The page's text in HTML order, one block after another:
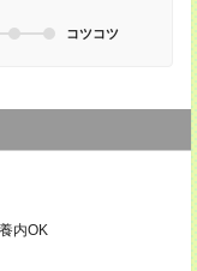
コツコツ
内OK